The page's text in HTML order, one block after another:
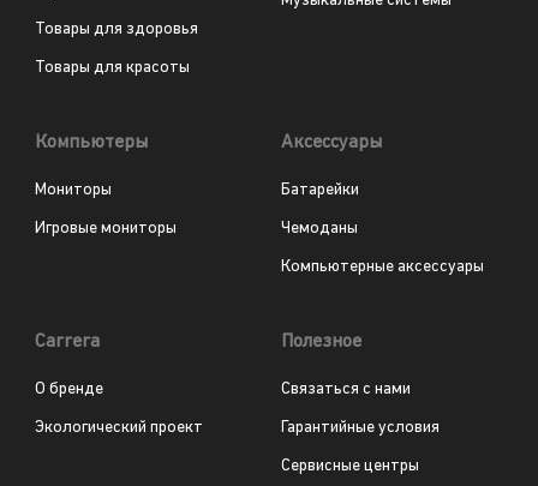
Товары для здоровья
Товары для красоты
Компьютеры
Мониторы
Игровые мониторы
Аксессуары
Батарейки
Чемоданы
Компьютерные аксессуары
Carrera
О бренде
Экологический проект
Полезное
Связаться с нами
Гарантийные условия
Сервисные центры